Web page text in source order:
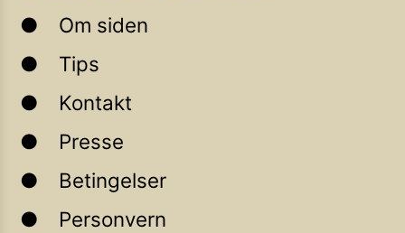
Om siden
Tips
Kontakt
Presse
Betingelser
Personvern